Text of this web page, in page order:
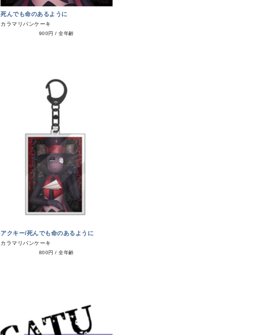
死んでも命のあるように
カラマリパンケーキ
900円 /全年齢
アクキー/死んでも命のあるように
カラマリパンケーキ
800円 /全年齢